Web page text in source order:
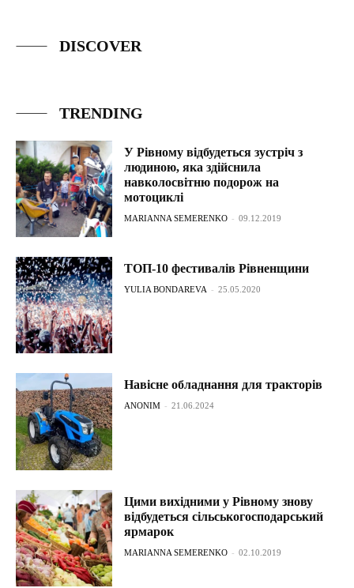
DISCOVER
TRENDING
У Рівному відбудеться зустріч з
людиною, яка здійснила
навколосвітню подорож на
мотоциклі
MARIANNA SEMERENKO - 09.12.2019
ТОП-10 фестивалів Рівненщини
YULIA BONDAREVA - 25.05.2020
Навісне обладнання для тракторів
ANONIM - 21.06.2024
Цими вихідними у Рівному знову
відбудеться сільськогосподарський
ярмарок
MARIANNA SEMERENKO - 02.10.2019